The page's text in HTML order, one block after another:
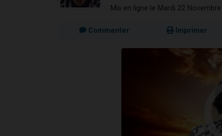
Mis en ligne le Mardi 22
Commenter Imprimer